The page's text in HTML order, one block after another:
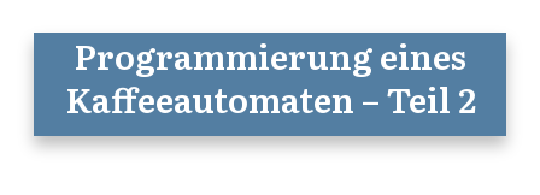
Programmierung eines
Kaffeeautomaten – Teil 2